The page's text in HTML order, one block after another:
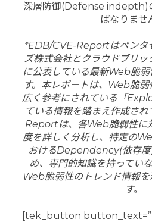
深層防御(Defense indepth)
ばなりませ
*EDB/CVE-Reportはペンタ
ズ株式会社とクラウドブリ
に公表している最新Web脆
す。本レポートは、Web脆
広く参考にされている「
ている情報を踏まえ作成さ
Reportは、各Web脆弱性に
度を詳しく分析し、特定の
おけるDependency(依存度
め、専門的知識を持ってい
Web脆弱性のトレンド情報
す。
[tek_button